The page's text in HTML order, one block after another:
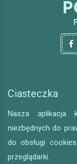
Ciasteczka
Nasza aplikacja
niezbędnych do
do obsługi
przeglądarki.